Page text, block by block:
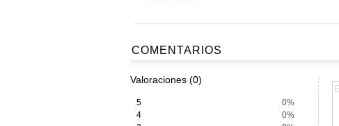
COMENTARIOS
Valoraciones (0)
5
0%
4
0%